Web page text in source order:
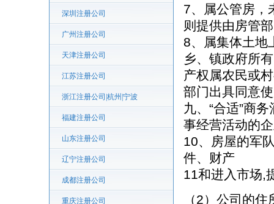
深圳注册公司
广州注册公司
天津注册公司
江苏注册公司
浙江注册公司|杭州|宁波
福建注册公司
山东注册公司
辽宁注册公司
成都注册公司
重庆注册公司
7、属公管房，
则提供由房管
8、属集体土地
乡、镇政府所
产权属农民或
部门出具同意
九、“合适”商
事经营活动的
10、房屋的军
件、财产
11和进入市场,
（2）公司的